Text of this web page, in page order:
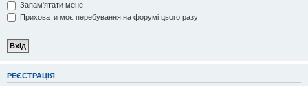
Запам'ятати мене
Приховати моє перебування на форумі цього разу
РЕЄСТРАЦІЯ